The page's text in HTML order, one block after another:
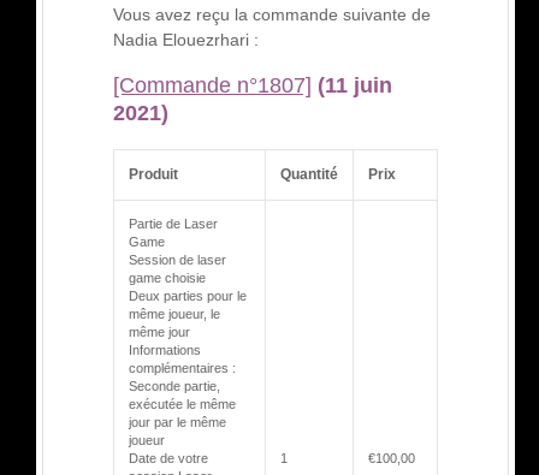
Vous avez reçu la commande suivante de
Nadia Elouezrhari :
[Commande n°1807] (11 juin
2021)
Produit Quantité Prix
Partie de Laser
Game
Session de laser
game choisie
Deux parties pour le
même joueur, le
même jour
Informations
complémentaires :
Seconde partie,
exécutée le même
jour par le même
joueur
Date de votre
1 €100,00